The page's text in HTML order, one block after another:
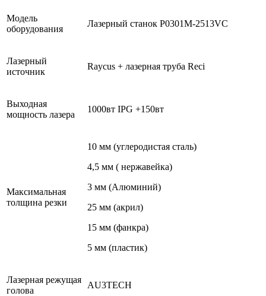
Модель
оборудования
Лазерный станок P0301M-2513VС
Лазерный
источник
Raycus + лазерная труба Reci
Выходная
мощность лазера
1000вт IPG +150вт
Максимальная
толщина резки
10 мм (углеродистая сталь)
4,5 мм ( нержавейка)
3 мм (Алюминий)
25 мм (акрил)
15 мм (фанкра)
5 мм (пластик)
Лазерная режущая
голова
AU3TECH